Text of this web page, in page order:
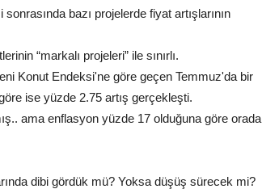
bazı projelerde fiyat artışlarının
“markalı projeleri” ile sınırlı.
Konut Endeksi'ne göre geçen Temmuz'da bir
ise yüzde 2.75 artış gerçekleşti.
ama enflasyon yüzde 17 olduğuna göre orada
dibi gördük mü? Yoksa düşüş sürecek mi?